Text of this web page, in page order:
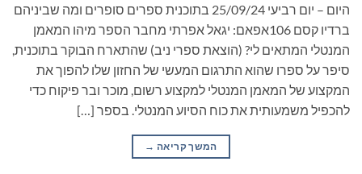
היום – יום רביעי 25/09/24 בתוכנית ספרים סופרים ומה שביניהם
ברדיו קסם 106אפאם: יגאל אפרתי מחבר הספר מיהו המאמן
המנטלי המתאים לי? (הוצאת ספרי ניב) שהתארח הבוקר בתוכנית,
סיפר על ספרו שהוא התרגום המעשי של החזון שלו להפוך את
המקצוע של המאמן המנטלי למקצוע רשום, מוכר ובר פיקוח כדי
להכפיל משמעותית את כוח הסיוע המנטלי. בספר […]
המשך קריאה →